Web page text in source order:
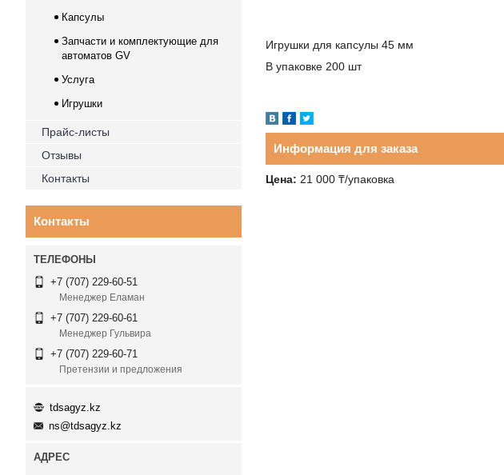
Игрушки для капсулы 45 мм
В упаковке 200 шт
Информация для заказа
Цена: 21 000 ₸/упаковка
Капсулы
Запчасти и комплектующие для
автоматов GV
Услуга
Игрушки
Прайс-листы
Отзывы
Контакты
Контакты
+7 (707) 229-60-51
Менеджер Еламан
+7 (707) 229-60-61
Менеджер Гульвира
+7 (707) 229-60-71
Претензии и предложения
tdsagyz.kz
ns@tdsagyz.kz